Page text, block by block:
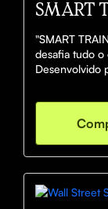
SMART
"SMART
desafia tudo o
Desenvolvido
músculos